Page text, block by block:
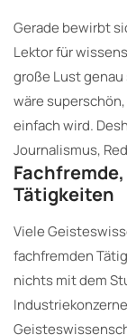
Gerade bewirbt
Lektor für
große Lust
wäre
einfach wird.
Journalismus,
Tätigkeiten
Viele
fachfremden
nichts mit dem